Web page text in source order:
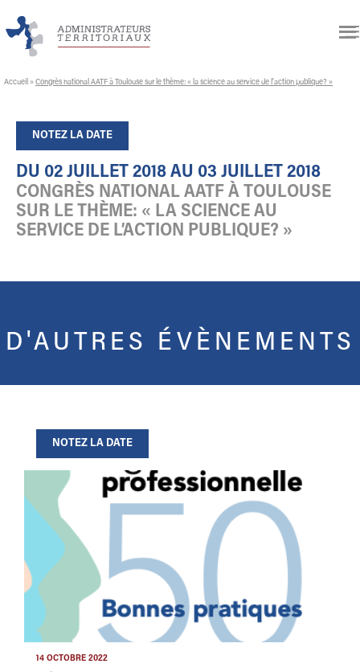
Accueil » Congrès national AATF à Toulouse sur le thème: « la science au service de l’action publique? »
NOTEZ LA DATE
DU 02 JUILLET 2018 AU 03 JUILLET 2018
CONGRÈS NATIONAL AATF À TOULOUSE
SUR LE THÈME: « LA SCIENCE AU
SERVICE DE L’ACTION PUBLIQUE? »
D'AUTRES ÉVÈNEMENTS
NOTEZ LA DATE
14 OCTOBRE 2022